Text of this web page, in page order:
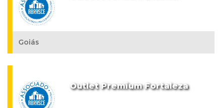
Goiás
Outlet Premium Fortaleza